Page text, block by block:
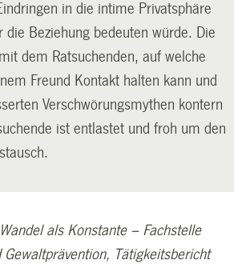
in die intime Privatsphäre
die Beziehung bedeuten würde. Die
dem Ratsuchenden, auf welche
Freund Kontakt halten kann und
Verschwörungsmythen kontern
ist entlastet und froh um den
als Konstante – Fachstelle
Tätigkeitsbericht